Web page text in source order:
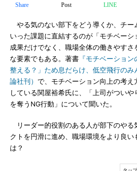
Share Post LINE
やる気のない部下をどう導くか、チー
いった課題に直結するのが「モチベー
成果だけでなく、職場全体の働きやす
な要素でもある。著書 『モチベーショ
整える？」ため息だらけ、低空飛行の
論社刊） で、モチベーション向上の考
している関屋裕希氏に、「上司がつい
を奪うNG行動」について聞いた。
リーダー的役割のある人が部下のやる
クトを円滑に進め、職場環境をより良い
は？